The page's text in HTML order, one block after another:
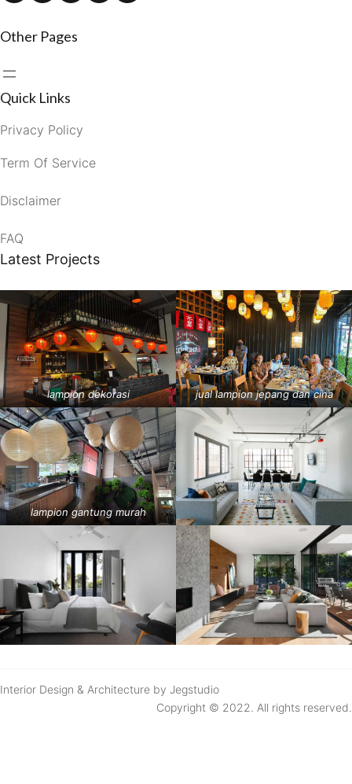
Other Pages
Quick Links
Privacy Policy
Term Of Service
Disclaimer
FAQ
Latest Projects
lampion dekorasi jual lampion jepang dan cina
lampion gantung murah
Interior Design & Architecture by Jegstudio
Copyright © 2022. All rights reserved.